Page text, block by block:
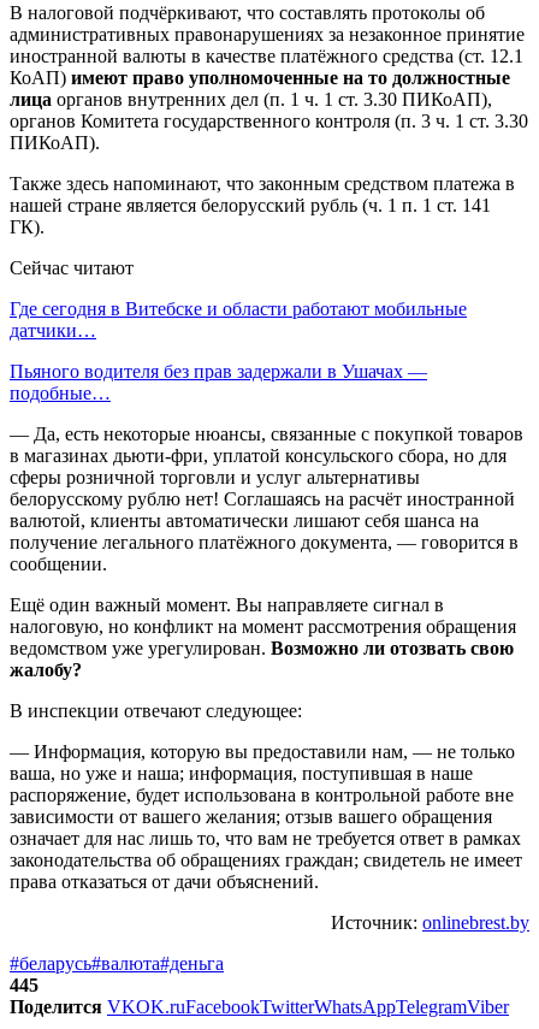
В налоговой подчёркивают, что составлять протоколы об
административных правонарушениях за незаконное принятие
иностранной валюты в качестве платёжного средства (ст. 12.1
КоАП) имеют право уполномоченные на то должностные
лица органов внутренних дел (п. 1 ч. 1 ст. 3.30 ПИКоАП),
органов Комитета государственного контроля (п. 3 ч. 1 ст. 3.30
ПИКоАП).
Также здесь напоминают, что законным средством платежа в
нашей стране является белорусский рубль (ч. 1 п. 1 ст. 141
ГК).
Сейчас читают
Где сегодня в Витебске и области работают мобильные
датчики…
Пьяного водителя без прав задержали в Ушачах —
подобные…
— Да, есть некоторые нюансы, связанные с покупкой товаров
в магазинах дьюти-фри, уплатой консульского сбора, но для
сферы розничной торговли и услуг альтернативы
белорусскому рублю нет! Соглашаясь на расчёт иностранной
валютой, клиенты автоматически лишают себя шанса на
получение легального платёжного документа, — говорится в
сообщении.
Ещё один важный момент. Вы направляете сигнал в
налоговую, но конфликт на момент рассмотрения обращения
ведомством уже урегулирован. Возможно ли отозвать свою
жалобу?
В инспекции отвечают следующее:
— Информация, которую вы предоставили нам, — не только
ваша, но уже и наша; информация, поступившая в наше
распоряжение, будет использована в контрольной работе вне
зависимости от вашего желания; отзыв вашего обращения
означает для нас лишь то, что вам не требуется ответ в рамках
законодательства об обращениях граждан; свидетель не имеет
права отказаться от дачи объяснений.
Источник: onlinebrest.by
#беларусь#валюта#деньга
445
Поделится VKOK.ruFacebookTwitterWhatsAppTelegramViber